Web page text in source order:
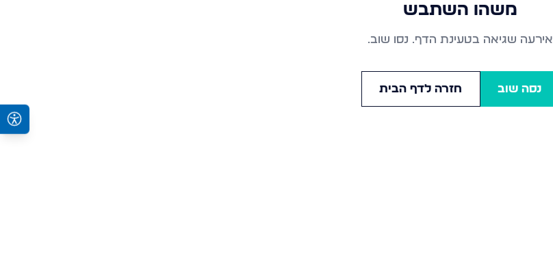
משהו השתבש
אירעה שגיאה בטעינת הדף. נסו שוב.
נסה שוב חזרה לדף הבית